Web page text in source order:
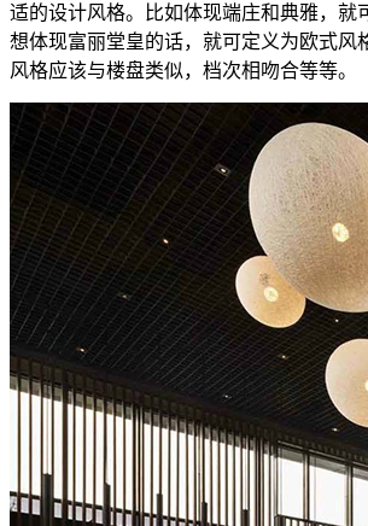
适的设计风格。比如体现端庄和典雅，就
想体现富丽堂皇的话，就可定义为欧式风
风格应该与楼盘类似，档次相吻合等等。